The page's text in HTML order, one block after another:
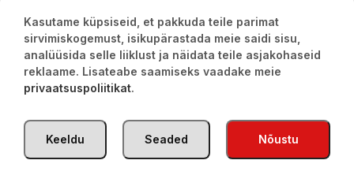
Kasutame küpsiseid, et pakkuda teile parimat
sirvimiskogemust, isikupärastada meie saidi sisu,
analüüsida selle liiklust ja näidata teile asjakohaseid
reklaame. Lisateabe saamiseks vaadake meie
privaatsuspoliitikat.
Nõustu
Seaded
Keeldu